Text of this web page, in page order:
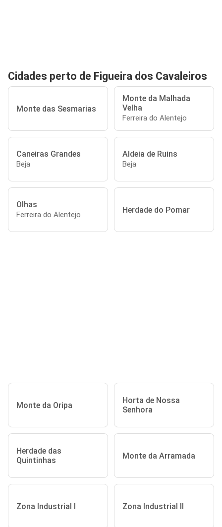
Cidades perto de Figueira dos Cavaleiros
Monte das Sesmarias
Monte da Malhada
Velha
Ferreira do Alentejo
Caneiras Grandes
Beja
Aldeia de Ruins
Beja
Olhas
Ferreira do Alentejo Herdade do Pomar
Monte da Oripa
Horta de Nossa
Senhora
Herdade das
Quintinhas
Monte da Arramada
Zona Industrial I Zona Industrial II